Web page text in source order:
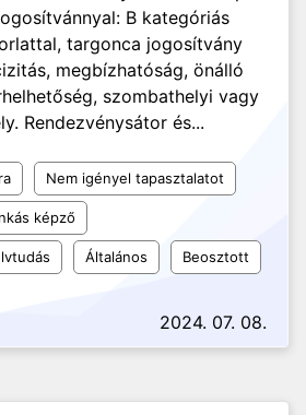
B kategóriás
targonca jogosítvány
megbízhatóság, önálló
szombathelyi vagy
Rendezvénysátor és...
Nem igényel tapasztalatot
képző
Általános Beosztott
2024. 07. 08.